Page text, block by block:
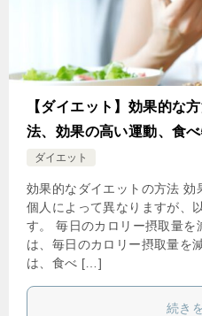
【ダイエット】効果的な
法、効果の高い運動、食
ダイエット
効果的なダイエットの方法 効
個人によって異なりますが、
す。 毎日のカロリー摂取量を
は、毎日のカロリー摂取量を
は、食べ […]
続き